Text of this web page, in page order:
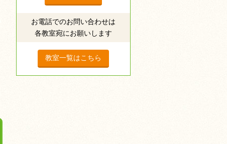
お電話でのお問い合わせは
各教室宛にお願いします
教室一覧はこちら